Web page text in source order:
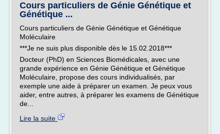
Cours particuliers de Génie Génétique et
Génétique ...
Cours particuliers de Génie Génétique et Génétique
Moléculaire
***Je ne suis plus disponible dès le 15.02.2018***
Docteur (PhD) en Sciences Biomédicales, avec une
grande expérience en Génie Génétique et Génétique
Moléculaire, propose des cours individualisés, par
exemple une aide à préparer un examen. Je peux vous
aider, entre autres, à préparer les examens de Génétique
de...
Lire la suite